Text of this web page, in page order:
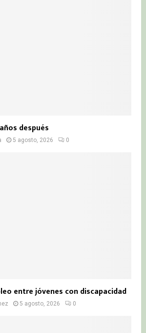
después
5 agosto, 2026 0
entre jóvenes con discapacidad
5 agosto, 2026 0